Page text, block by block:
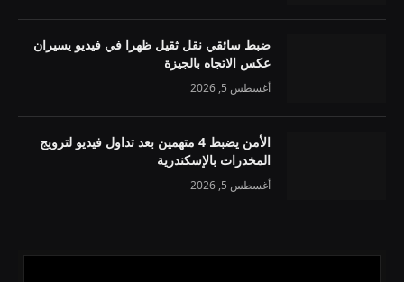
ضبط سائقي نقل ثقيل ظهرا في فيديو يسيران
عكس الاتجاه بالجيزة
أغسطس 5, 2026
الأمن يضبط 4 متهمين بعد تداول فيديو لترويج
المخدرات بالإسكندرية
أغسطس 5, 2026